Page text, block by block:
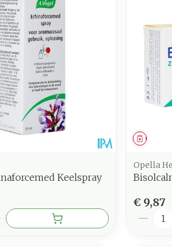
en maximale prijswaarden aan te
Keelspray
Opella
€ 9,87
Aantal